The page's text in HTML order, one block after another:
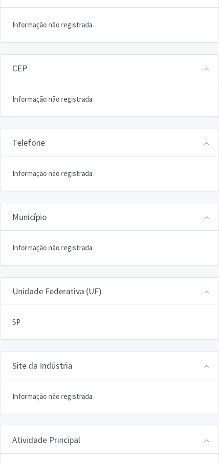
Informação não registrada.
CEP
Informação não registrada.
Telefone
Informação não registrada.
Município
Informação não registrada.
Unidade Federativa (UF)
SP
Site da Indústria
Informação não registrada.
Atividade Principal